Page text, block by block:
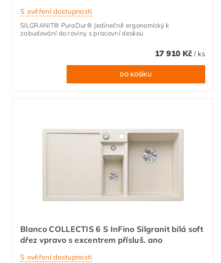
S ověření dostupnosti
SILGRANIT® PuraDur® Jedinečně ergonomický k
zabudování do roviny s pracovní deskou
17 910 Kč / ks
Blanco COLLECTIS 6 S InFino Silgranit bílá soft
dřez vpravo s excentrem přísluš. ano
S ověření dostupnosti